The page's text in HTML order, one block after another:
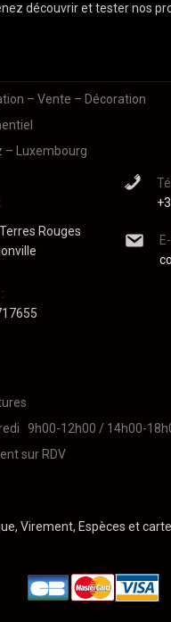
découvrir et tester nos
– Vente – Décoration
– Luxembourg
Rouges
9h00-12h00 / 14h00-
sur RDV
Virement, Espèces et